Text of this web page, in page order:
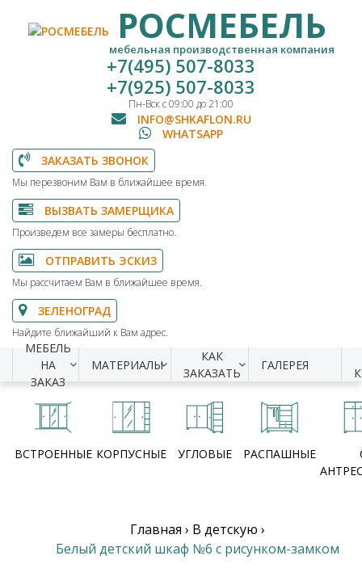
РОСМЕБЕЛЬ
мебельная производственная компания
+7(495) 507-8033
+7(925) 507-8033
Пн-Вск с 09:00 до 21:00
INFO@SHKAFLON.RU
WHATSAPP
ЗАКАЗАТЬ ЗВОНОК
Мы перезвоним Вам в ближайшее время.
ВЫЗВАТЬ ЗАМЕРЩИКА
Произведем все замеры бесплатно.
ОТПРАВИТЬ ЭСКИЗ
Мы рассчитаем Вам в ближайшее время.
ЗЕЛЕНОГРАД
Найдите ближайший к Вам адрес.
МЕБЕЛЬ
НА
ЗАКАЗ
МАТЕРИАЛЫ
КАК
ЗАКАЗАТЬ
ГАЛЕРЕЯ
ВСТРОЕННЫЕ КОРПУСНЫЕ УГЛОВЫЕ РАСПАШНЫЕ
Главная › В детскую ›
Белый детский шкаф №6 с рисунком-замком